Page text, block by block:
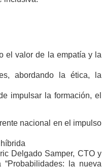
el valor de la empatía y la
abordando la ética, la
impulsar la formación, el
nacional en el impulso
Delgado Samper, CTO y
la nueva